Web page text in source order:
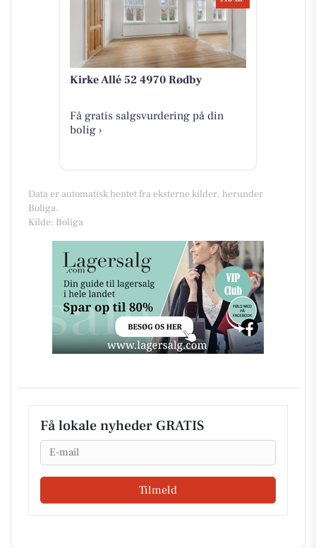
Kirke Allé 52 4970 Rødby
Få gratis salgsvurdering på din
bolig ›
Data er automatisk hentet fra eksterne kilder, herunder
Boliga.
Kilde: Boliga
Få lokale nyheder GRATIS
Email
Tilmeld